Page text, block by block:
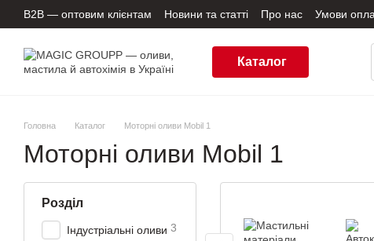
Перейти до основного контенту
B2B — оптовим клієнтам Новини та статті Про нас Умови
Угода користувача
Відгуки про магазин Підбір моторної оливи
Каталог
Головна Каталог Моторні оливи Mobil 1
Моторні оливи Mobil 1
Розділ
Індустріальні оливи 3